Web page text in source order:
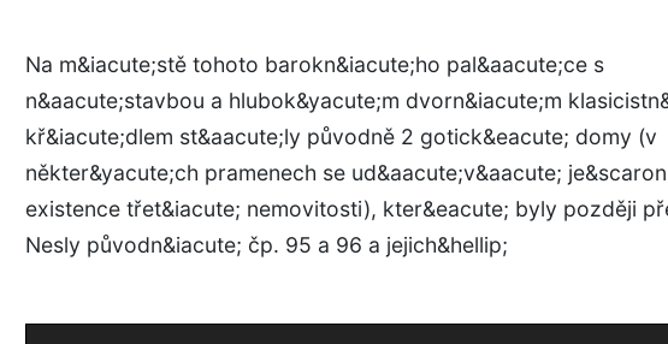
Na m&iacute;stě tohoto barokn&iacute;ho pal&aacute;ce s
n&aacute;stavbou a hlubok&yacute;m dvorn&iacute;m
kř&iacute;dlem st&aacute;ly původně 2 gotick&eacute; domy (v
někter&yacute;ch pramenech se ud&aacute;v&aacute;
existence třet&iacute; nemovitosti), kter&eacute; byly později
Nesly původn&iacute; čp. 95 a 96 a jejich&hellip;